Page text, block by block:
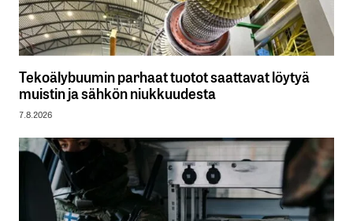
Tekoälybuumin parhaat tuotot saattavat löytyä
muistin ja sähkön niukkuudesta
7.8.2026